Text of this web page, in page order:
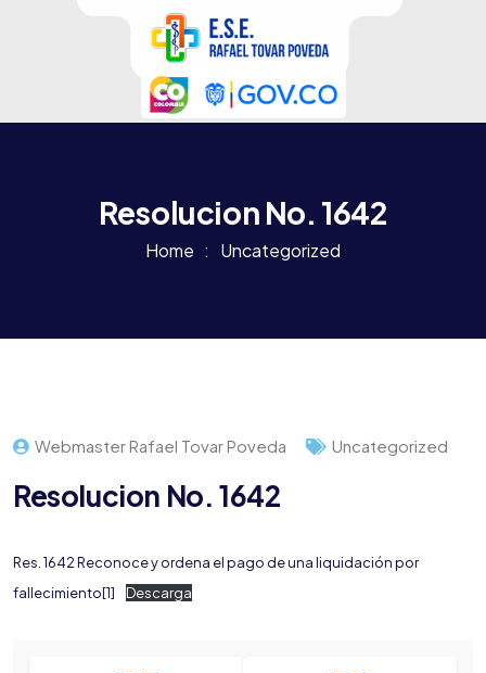
Resolucion No. 1642
Home Uncategorized
Webmaster Rafael Tovar Poveda Uncategorized
Resolucion No. 1642
Res. 1642 Reconoce y ordena el pago de una liquidación por
fallecimiento[1]
Descarga